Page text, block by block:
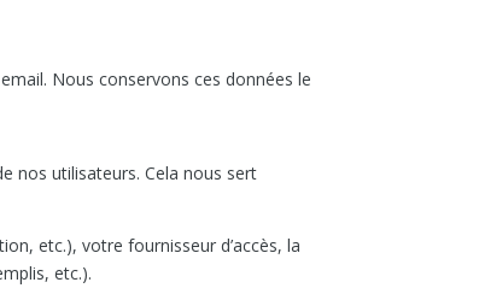
Nous conservons ces données le
nos utilisateurs. Cela nous sert
etc.), votre fournisseur d’accès, la
etc.).